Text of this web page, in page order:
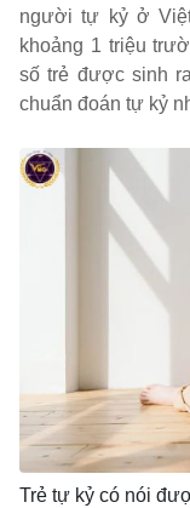
người tự kỷ ở
khoảng 1 triệu
số trẻ được sinh
chuẩn đoán tự kỷ
Trẻ tự kỷ có nói